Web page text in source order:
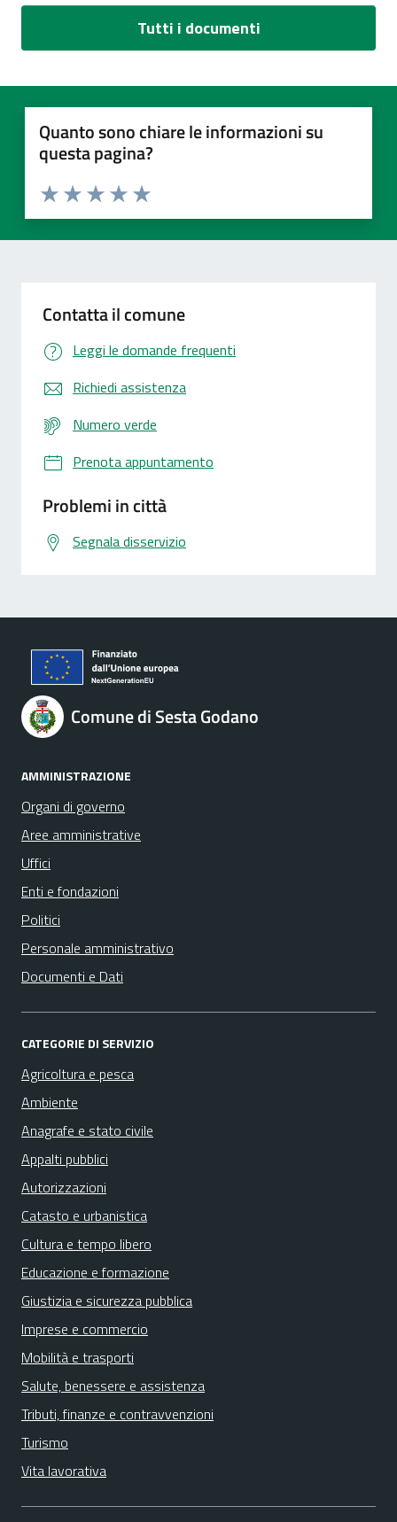
Tutti i documenti
Quanto sono chiare le informazioni su
questa pagina?
Valuta 5 stelle su 5
Valuta 4 stelle su 5
Valuta 3 stelle su 5
Valuta 2 stelle su 5
Valuta 1 stelle su 5
Contatta il comune
Leggi le domande frequenti
Richiedi assistenza
Numero verde
Prenota appuntamento
Problemi in città
Segnala disservizio
Comune di Sesta Godano
AMMINISTRAZIONE
Organi di governo
Aree amministrative
Uffici
Enti e fondazioni
Politici
Personale amministrativo
Documenti e Dati
CATEGORIE DI SERVIZIO
Agricoltura e pesca
Ambiente
Anagrafe e stato civile
Appalti pubblici
Autorizzazioni
Catasto e urbanistica
Cultura e tempo libero
Educazione e formazione
Giustizia e sicurezza pubblica
Imprese e commercio
Mobilità e trasporti
Salute, benessere e assistenza
Tributi, finanze e contravvenzioni
Turismo
Vita lavorativa